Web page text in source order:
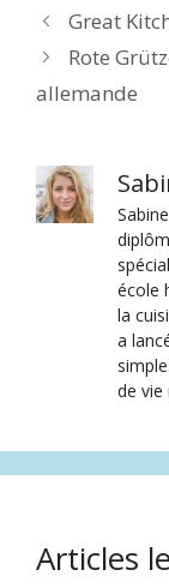
Great
Rote
allemande
école
la
a
de vie
Articles